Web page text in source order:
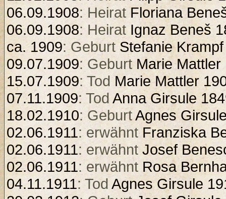
06.09.1908: HeiratFloriana
06.09.1908: Heirat Ignaz Beneš
ca. 1909: GeburtStefanie
09.07.1909: GeburtMarie Mattler
15.07.1909: TodMarie Mattler
07.11.1909: Tod Anna Girsule
18.02.1910: GeburtAgnes
02.06.1911: erwähnt Franziska
02.06.1911: erwähnt Josef
02.06.1911: erwähnt Rosa
04.11.1911: Tod Agnes Girsule